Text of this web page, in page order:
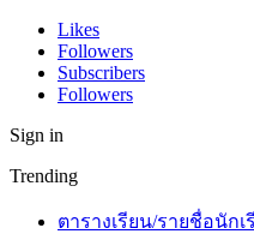
Likes
Followers
Subscribers
Followers
Sign in
Trending
ตารางเรียน/รายชื่อนัก